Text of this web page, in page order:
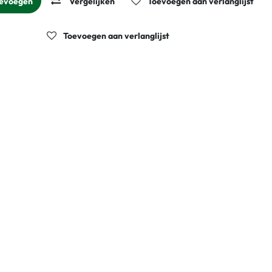
Toevoegen aan verlanglijst